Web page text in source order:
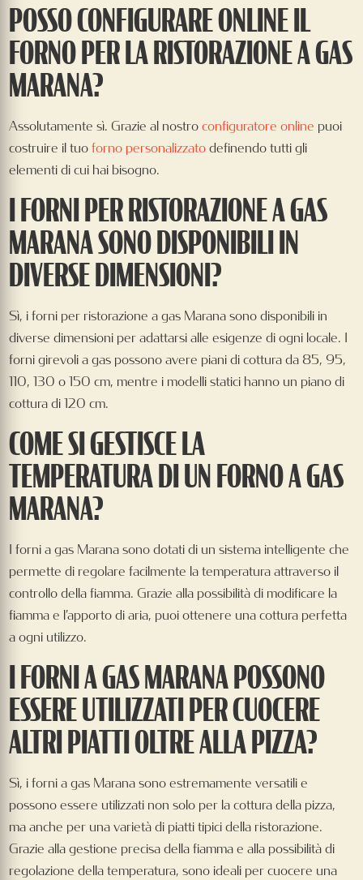
POSSO CONFIGURARE ONLINE IL
FORNO PER LA RISTORAZIONE A GAS
MARANA?
Assolutamente sì. Grazie al nostroconfiguratore online puoi
costruire il tuoforno personalizzatodefinendo tutti gli
elementi di cui hai bisogno.
I FORNI PER RISTORAZIONE A GAS
MARANA SONO DISPONIBILI IN
DIVERSE DIMENSIONI?
Sì, i forni per ristorazione a gas Marana sono disponibili in
diverse dimensioni per adattarsi alle esigenze di ogni locale. I
forni girevoli a gas possono avere piani di cottura da 85, 95,
110, 130 o 150 cm, mentre i modelli statici hanno un piano di
cottura di 120 cm.
COME SI GESTISCE LA
TEMPERATURA DI UN FORNO A GAS
MARANA?
I forni a gas Marana sono dotati di un sistema intelligente che
permette di regolare facilmente la temperatura attraverso il
controllo della fiamma. Grazie alla possibilità di modificare la
fiamma e l’apporto di aria, puoi ottenere una cottura perfetta
a ogni utilizzo.
I FORNI A GAS MARANA POSSONO
ESSERE UTILIZZATI PER CUOCERE
ALTRI PIATTI OLTRE ALLA PIZZA?
Sì, i forni a gas Marana sono estremamente versatili e
possono essere utilizzati non solo per la cottura della pizza,
ma anche per una varietà di piatti tipici della ristorazione.
Grazie alla gestione precisa della fiamma e alla possibilità di
regolazione della temperatura, sono ideali per cuocere una